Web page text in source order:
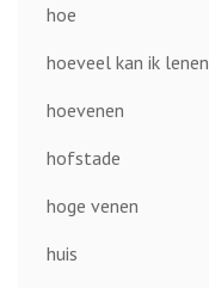
hoe
hoeveel kan ik lenen
hoevenen
hofstade
hoge venen
huis